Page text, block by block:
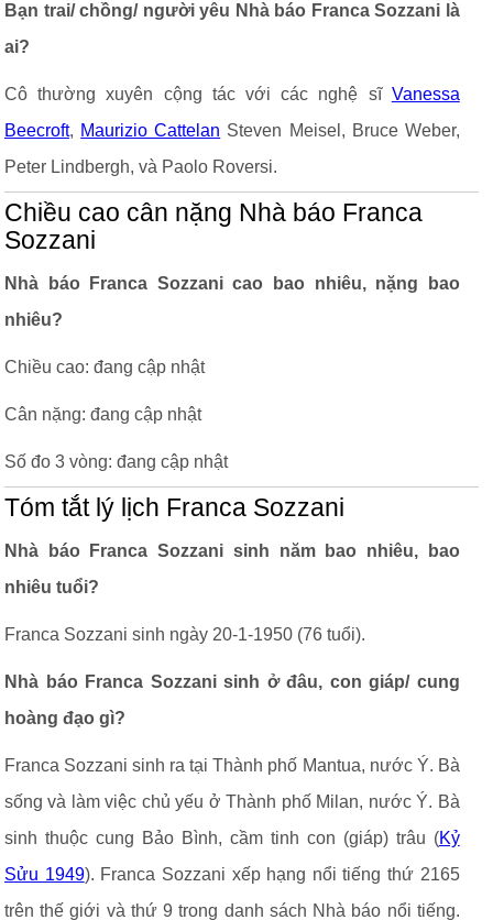
Bạn trai/ chồng/ người yêu Nhà báo Franca Sozzani là
ai?
Cô thường xuyên cộng tác với các nghệ sĩ Vanessa
Beecroft, Maurizio Cattelan Steven Meisel, Bruce Weber,
Peter Lindbergh, và Paolo Roversi.
Chiều cao cân nặng Nhà báo Franca
Sozzani
Nhà báo Franca Sozzani cao bao nhiêu, nặng bao
nhiêu?
Chiều cao: đang cập nhật
Cân nặng: đang cập nhật
Số đo 3 vòng: đang cập nhật
Tóm tắt lý lịch Franca Sozzani
Nhà báo Franca Sozzani sinh năm bao nhiêu, bao
nhiêu tuổi?
Franca Sozzani sinh ngày 20-1-1950 (76 tuổi).
Nhà báo Franca Sozzani sinh ở đâu, con giáp/ cung
hoàng đạo gì?
Franca Sozzani sinh ra tại Thành phố Mantua, nước Ý. Bà
sống và làm việc chủ yếu ở Thành phố Milan, nước Ý. Bà
sinh thuộc cung Bảo Bình, cầm tinh con (giáp) trâu (Kỷ
Sửu 1949). Franca Sozzani xếp hạng nổi tiếng thứ 2165
trên thế giới và thứ 9 trong danh sách Nhà báo nổi tiếng.